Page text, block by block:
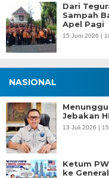
Dari
Sampah
Apel Pagi
15 Juni 2026 |
NASIONAL
Jebakan
13 Juli 2026 |
Ketum
ke